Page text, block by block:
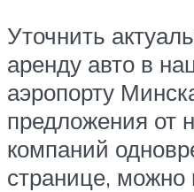
Уточнить
аренду авто в
аэропорту
предложения от
компаний
странице, можно